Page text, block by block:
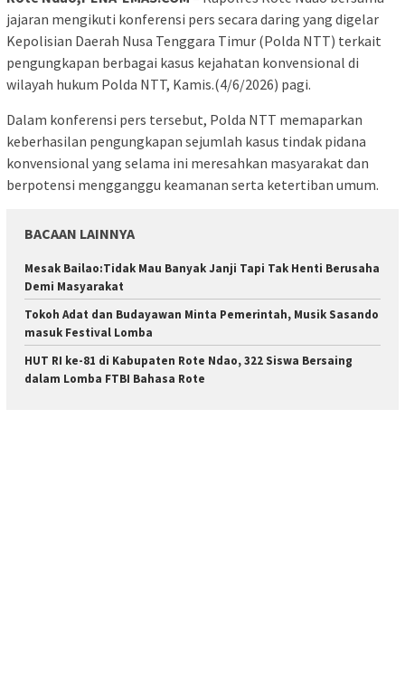
jajaran mengikuti konferensi pers secara daring yang digelar
Kepolisian Daerah Nusa Tenggara Timur (Polda NTT) terkait
pengungkapan berbagai kasus kejahatan konvensional di
wilayah hukum Polda NTT, Kamis.(4/6/2026) pagi.
Dalam konferensi pers tersebut, Polda NTT memaparkan
keberhasilan pengungkapan sejumlah kasus tindak pidana
konvensional yang selama ini meresahkan masyarakat dan
berpotensi mengganggu keamanan serta ketertiban umum.
BACAAN LAINNYA
Mesak Bailao:Tidak Mau Banyak Janji Tapi Tak Henti Berusaha
Demi Masyarakat
Tokoh Adat dan Budayawan Minta Pemerintah, Musik Sasando
masuk Festival Lomba
HUT RI ke-81 di Kabupaten Rote Ndao, 322 Siswa Bersaing
dalam Lomba FTBI Bahasa Rote